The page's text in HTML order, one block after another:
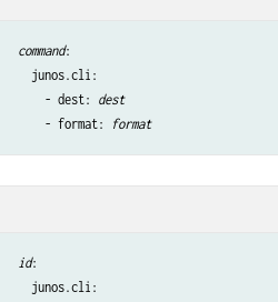
command:
  junos.cli:
    - dest:
dest
    - format:
format
id:
  junos.cli: